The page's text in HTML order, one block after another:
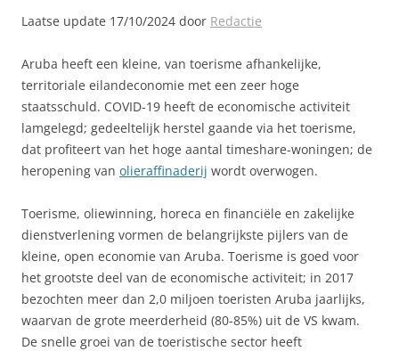
Laatse update 17/10/2024 door Redactie
Aruba heeft een kleine, van toerisme afhankelijke,
territoriale eilandeconomie met een zeer hoge
staatsschuld. COVID-19 heeft de economische activiteit
lamgelegd; gedeeltelijk herstel gaande via het toerisme,
dat profiteert van het hoge aantal timeshare-woningen; de
heropening van olieraffinaderij wordt overwogen.
Toerisme, oliewinning, horeca en financiële en zakelijke
dienstverlening vormen de belangrijkste pijlers van de
kleine, open economie van Aruba. Toerisme is goed voor
het grootste deel van de economische activiteit; in 2017
bezochten meer dan 2,0 miljoen toeristen Aruba jaarlijks,
waarvan de grote meerderheid (80-85%) uit de VS kwam.
De snelle groei van de toeristische sector heeft